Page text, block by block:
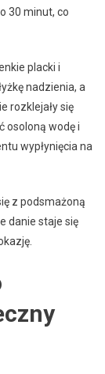
30 minut, co
placki i
nadzienia, a
rozklejały się
osoloną wodę i
wypłynięcia na
z podsmażoną
danie staje się